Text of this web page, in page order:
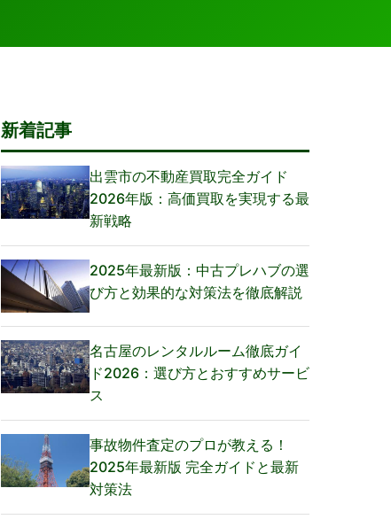
新着記事
出雲市の不動産買取完全ガイド
2026年版：高価買取を実現する最
新戦略
2025年最新版：中古プレハブの選
び方と効果的な対策法を徹底解説
名古屋のレンタルルーム徹底ガイ
ド2026：選び方とおすすめサービ
ス
事故物件査定のプロが教える！
2025年最新版 完全ガイドと最新
対策法